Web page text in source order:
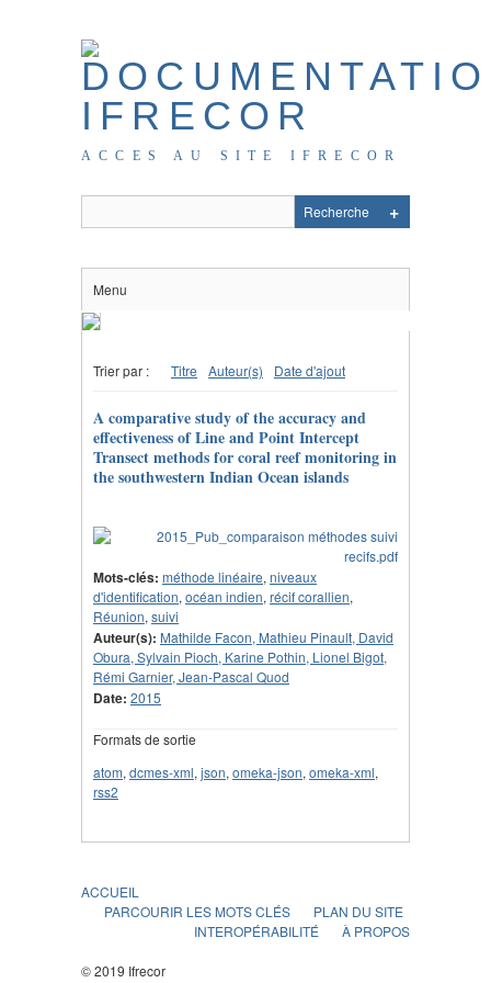
ACCES AU SITE IFRECOR
Menu
Trier par : Titre Auteur(s) Date d'ajout
A comparative study of the accuracy and
effectiveness of Line and Point Intercept
Transect methods for coral reef monitoring in
the southwestern Indian Ocean islands
Mots-clés: méthode linéaire, niveaux
d'identification, océan indien, récif corallien,
Réunion, suivi
Auteur(s): Mathilde Facon, Mathieu Pinault, David
Obura, Sylvain Pioch, Karine Pothin, Lionel Bigot,
Rémi Garnier, Jean-Pascal Quod
Date: 2015
Formats de sortie
atom, dcmes-xml, json, omeka-json, omeka-xml,
rss2
ACCUEIL
PARCOURIR LES MOTS CLÉS
PLAN DU SITE
INTEROPÉRABILITÉ
À PROPOS
© 2019 Ifrecor